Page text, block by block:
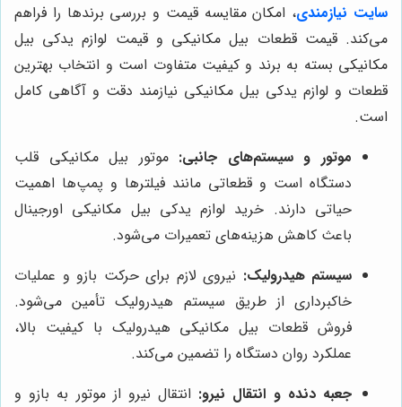
سایت نیازمندی، امکان مقایسه قیمت و بررسی برندها را فراهم
می‌کند. قیمت قطعات بیل مکانیکی و قیمت لوازم یدکی بیل
مکانیکی بسته به برند و کیفیت متفاوت است و انتخاب بهترین
قطعات و لوازم یدکی بیل مکانیکی نیازمند دقت و آگاهی کامل
است.
موتور و سیستم‌های جانبی: موتور بیل مکانیکی قلب
دستگاه است و قطعاتی مانند فیلترها و پمپ‌ها اهمیت
حیاتی دارند. خرید لوازم یدکی بیل مکانیکی اورجینال
باعث کاهش هزینه‌های تعمیرات می‌شود.
سیستم هیدرولیک: نیروی لازم برای حرکت بازو و عملیات
خاکبرداری از طریق سیستم هیدرولیک تأمین می‌شود.
فروش قطعات بیل مکانیکی هیدرولیک با کیفیت بالا،
عملکرد روان دستگاه را تضمین می‌کند.
جعبه دنده و انتقال نیرو: انتقال نیرو از موتور به بازو و